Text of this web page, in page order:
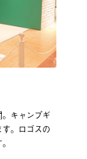
キャンプギ
。ロゴスの